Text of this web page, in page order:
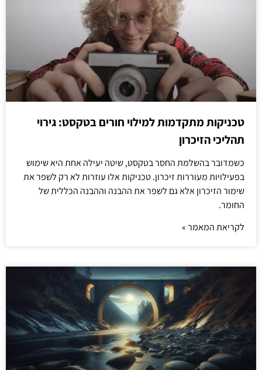
טכניקות מתקדמות למילוי חורים בטקסט: גירוי
תהליכי הזיכרון
כשמדובר בהשלמת החסר בטקסט, שיטה יעילה אחת היא שימוש
בפעילויות מעוררות זיכרון. טכניקות אלו עוזרות לא רק לשפר את
שימור הזיכרון אלא גם לשפר את ההבנה וההבנה הכללית של
החומר.
לקריאת המאמר »